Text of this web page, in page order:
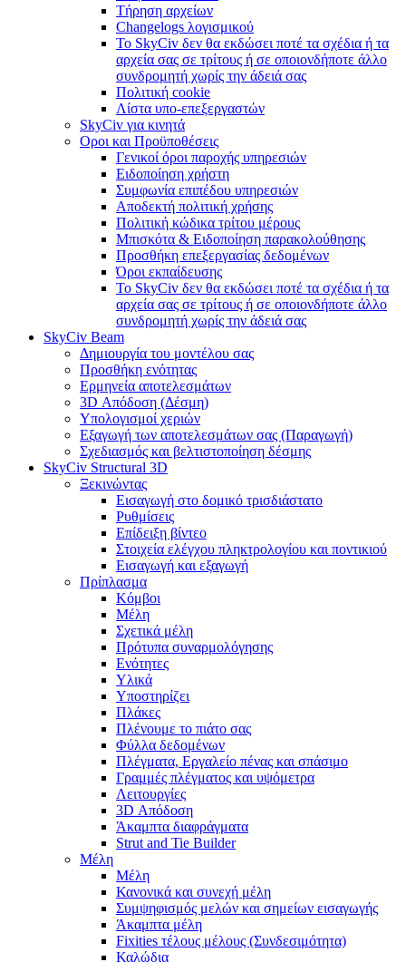
Τήρηση αρχείων
Changelogs λογισμικού
Το SkyCiv δεν θα εκδώσει ποτέ τα σχέδια ή τα
αρχεία σας σε τρίτους ή σε οποιονδήποτε άλλο
συνδρομητή χωρίς την άδειά σας
Πολιτική cookie
Λίστα υπο-επεξεργαστών
SkyCiv για κινητά
Οροι και Προϋποθέσεις
Γενικοί όροι παροχής υπηρεσιών
Ειδοποίηση χρήστη
Συμφωνία επιπέδου υπηρεσιών
Αποδεκτή πολιτική χρήσης
Πολιτική κώδικα τρίτου μέρους
Μπισκότα & Ειδοποίηση παρακολούθησης
Προσθήκη επεξεργασίας δεδομένων
Όροι εκπαίδευσης
Το SkyCiv δεν θα εκδώσει ποτέ τα σχέδια ή τα
αρχεία σας σε τρίτους ή σε οποιονδήποτε άλλο
συνδρομητή χωρίς την άδειά σας
SkyCiv Beam
Δημιουργία του μοντέλου σας
Προσθήκη ενότητας
Ερμηνεία αποτελεσμάτων
3D Απόδοση (Δέσμη)
Υπολογισμοί χεριών
Εξαγωγή των αποτελεσμάτων σας (Παραγωγή)
Σχεδιασμός και βελτιστοποίηση δέσμης
SkyCiv Structural 3D
Ξεκινώντας
Εισαγωγή στο δομικό τρισδιάστατο
Ρυθμίσεις
Επίδειξη βίντεο
Στοιχεία ελέγχου πληκτρολογίου και ποντικιού
Εισαγωγή και εξαγωγή
Πρίπλασμα
Κόμβοι
Μέλη
Σχετικά μέλη
Πρότυπα συναρμολόγησης
Ενότητες
Υλικά
Υποστηρίζει
Πλάκες
Πλένουμε το πιάτο σας
Φύλλα δεδομένων
Πλέγματα, Εργαλείο πένας και σπάσιμο
Γραμμές πλέγματος και υψόμετρα
Λειτουργίες
3D Απόδοση
Άκαμπτα διαφράγματα
Strut and Tie Builder
Μέλη
Μέλη
Κανονικά και συνεχή μέλη
Συμψηφισμός μελών και σημείων εισαγωγής
Άκαμπτα μέλη
Fixities τέλους μέλους (Συνδεσιμότητα)
Καλώδια